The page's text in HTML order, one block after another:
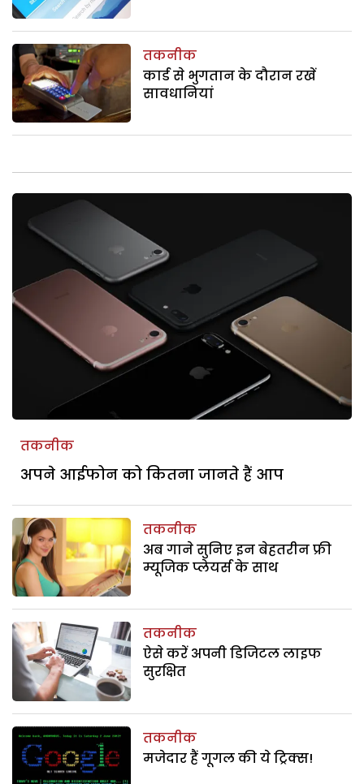
तकनीक
कार्ड से भुगतान के दौरान रखें
सावधानियां
तकनीक
अपने आईफोन को कितना जानते हैं आप
तकनीक
अब गाने सुनिए इन बेहतरीन फ्री
म्यूजिक प्लेयर्स के साथ
तकनीक
ऐसे करें अपनी डिजिटल लाइफ
सुरक्षित
तकनीक
मजेदार हैं गूगल की ये ट्रिक्स!